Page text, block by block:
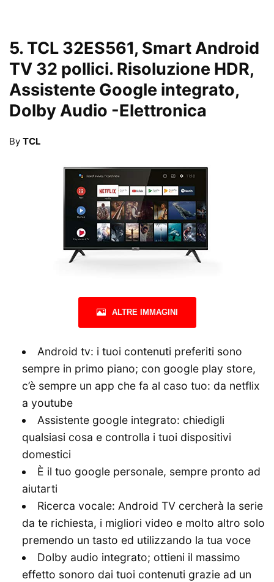
5. TCL 32ES561, Smart Android
TV 32 pollici. Risoluzione HDR,
Assistente Google integrato,
Dolby Audio -Elettronica
By TCL
ALTRE IMMAGINI
Android tv: i tuoi contenuti preferiti sono
sempre in primo piano; con google play store,
c’è sempre un app che fa al caso tuo: da netflix
a youtube
Assistente google integrato: chiedigli
qualsiasi cosa e controlla i tuoi dispositivi
domestici
È il tuo google personale, sempre pronto ad
aiutarti
Ricerca vocale: Android TV cercherà la serie
da te richiesta, i migliori video e molto altro solo
premendo un tasto ed utilizzando la tua voce
Dolby audio integrato; ottieni il massimo
effetto sonoro dai tuoi contenuti grazie ad un